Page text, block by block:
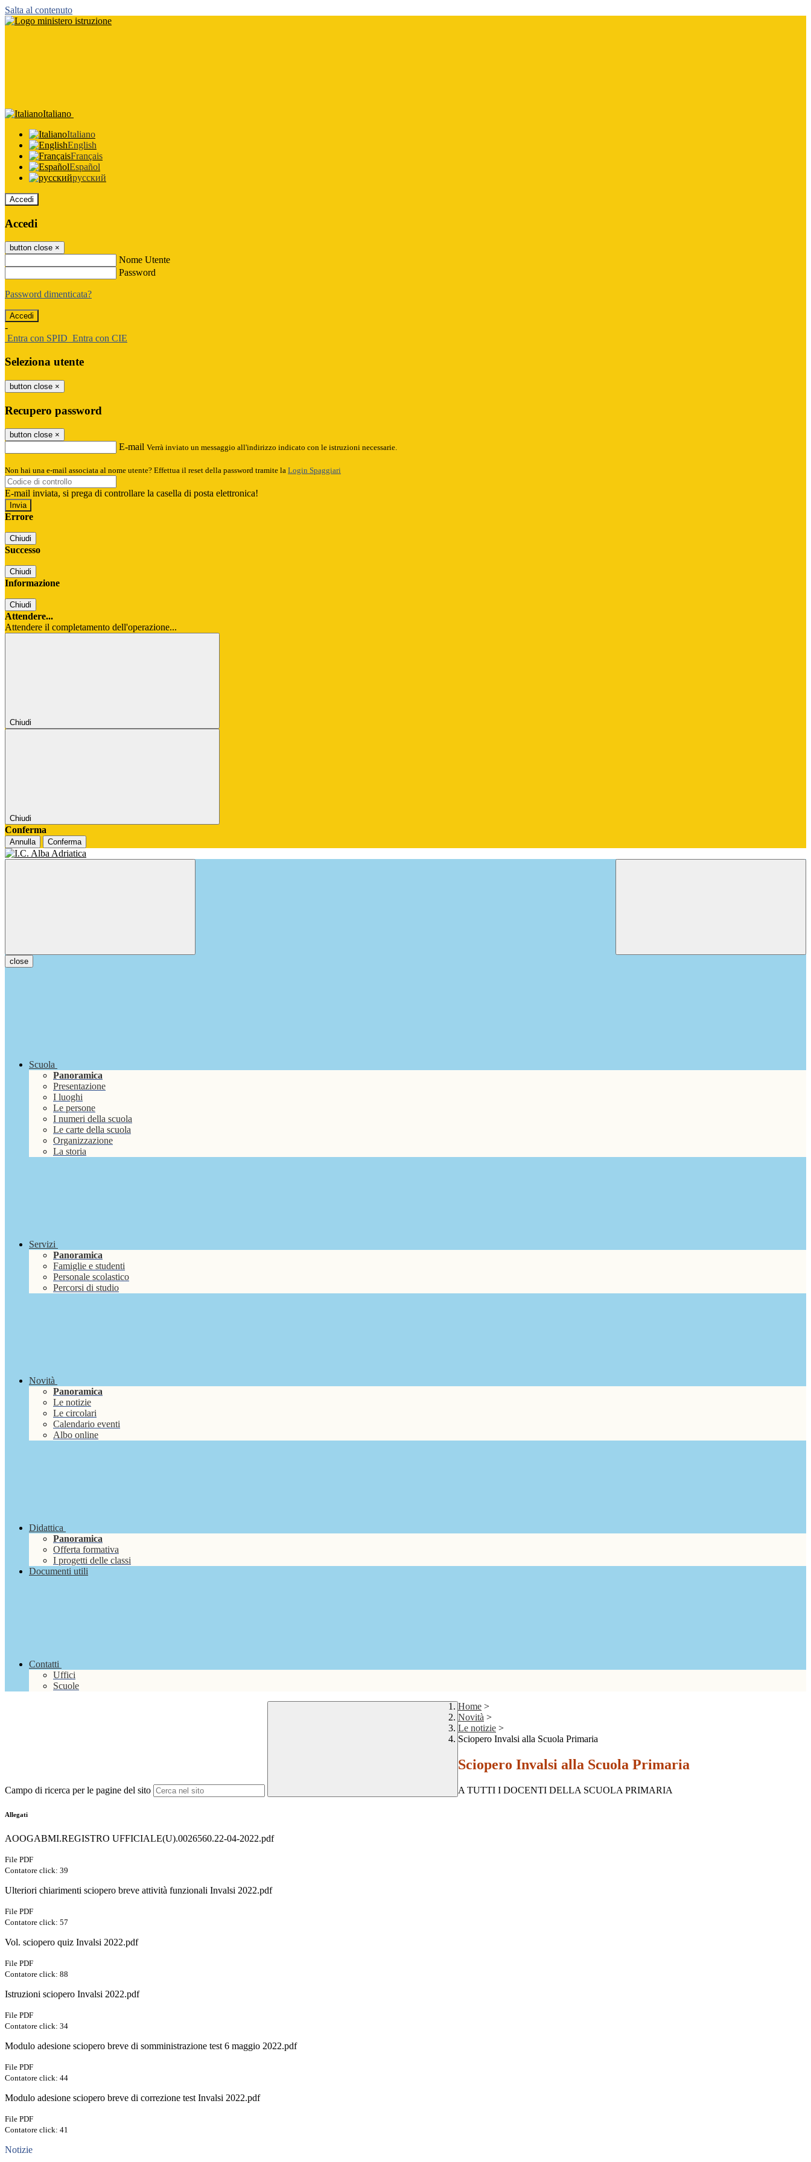
Salta al contenuto
Italiano
Italiano
English
Français
Español
русский
Accedi
Accedi
button close ×
Nome Utente
Password
Password dimenticata?
-
Entra con SPID Entra con CIE
Seleziona utente
button close ×
Recupero password
button close ×
E-mail Verrà inviato un messaggio all'indirizzo indicato con le istruzioni necessarie.
Non hai una e-mail associata al nome utente? Effettua il reset della password tramite la Login Spaggiari
E-mail inviata, si prega di controllare la casella di posta elettronica!
Errore
Chiudi
Successo
Chiudi
Informazione
Chiudi
Attendere...
Attendere il completamento dell'operazione...
Chiudi
Chiudi
Conferma
Annulla Conferma
close
Scuola
Panoramica
Presentazione
I luoghi
Le persone
I numeri della scuola
Le carte della scuola
Organizzazione
La storia
Servizi
Panoramica
Famiglie e studenti
Personale scolastico
Percorsi di studio
Novità
Panoramica
Le notizie
Le circolari
Calendario eventi
Albo online
Didattica
Panoramica
Offerta formativa
I progetti delle classi
Documenti utili
Contatti
Uffici
Scuole
Campo di ricerca per le pagine del sito
Home >
Novità >
Le notizie >
Sciopero Invalsi alla Scuola Primaria
Sciopero Invalsi alla Scuola Primaria
A TUTTI I DOCENTI DELLA SCUOLA PRIMARIA
Allegati
AOOGABMI.REGISTRO UFFICIALE(U).0026560.22-04-2022.pdf
File PDF
Contatore click: 39
Ulteriori chiarimenti sciopero breve attività funzionali Invalsi 2022.pdf
File PDF
Contatore click: 57
Vol. sciopero quiz Invalsi 2022.pdf
File PDF
Contatore click: 88
Istruzioni sciopero Invalsi 2022.pdf
File PDF
Contatore click: 34
Modulo adesione sciopero breve di somministrazione test 6 maggio 2022.pdf
File PDF
Contatore click: 44
Modulo adesione sciopero breve di correzione test Invalsi 2022.pdf
File PDF
Contatore click: 41
Notizie